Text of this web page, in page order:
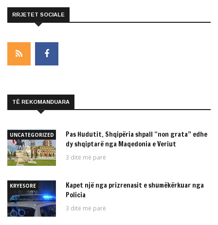
RRJETET SOCIALE
TË REKOMANDUARA
UNCATEGORIZED
Pas Hudutit, Shqipëria shpall “non grata” edhe
dy shqiptarë nga Maqedonia e Veriut
3 ditë më parë
KRYESORE
Kapet një nga prizrenasit e shumëkërkuar nga
Policia
3 ditë më parë